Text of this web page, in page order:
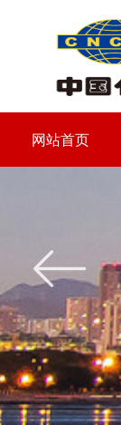
ꂃ
网站首页